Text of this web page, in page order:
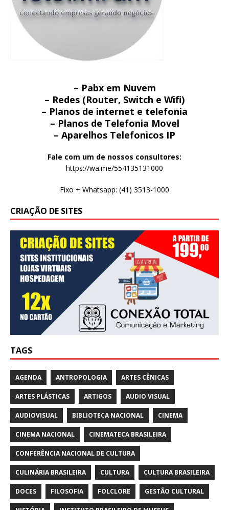
– Pabx em Nuvem
– Redes (Router, Switch e Wifi)
– Planos de internet e telefonia
– Planos de Telefonia Movel
– Aparelhos Telefonicos IP
Fale com um de nossos consultores:
https://wa.me/554135131000
Fixo + Whatsapp: (41) 3513-1000
CRIAÇÃO DE SITES
TAGS
AGENDA ANTROPOLOGIA ARTES CÊNICAS
ARTES PLÁSTICAS ARTIGOS AUDIO VISUAL
AUDIOVISUAL BIBLIOTECA NACIONAL CINEMA
CINEMA NACIONAL CINEMATECA BRASILEIRA
CONFERÊNCIA NACIONAL DE CULTURA
CULINÁRIA BRASILEIRA CULTURA CULTURA BRASILEIRA
DOCES FILOSOFIA FOLCLORE GESTÃO CULTURAL